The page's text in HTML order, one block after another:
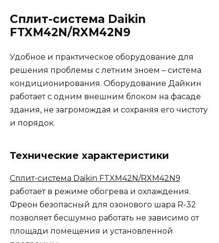
Сплит-система Daikin
FTXM42N/RXM42N9
Удобное и практическое оборудование для
решения проблемы с летним зноем – система
кондиционирования. Оборудование Дайкин
работает с одним внешним блоком на фасаде
здания, не загромождая и сохраняя его чистоту
и порядок.
Технические характеристики
Сплит-система Daikin FTXM42N/RXM42N9
работает в режиме обогрева и охлаждения.
Фреон безопасный для озонового шара R-32
позволяет бесшумно работать не зависимо от
площади помещения и установленной